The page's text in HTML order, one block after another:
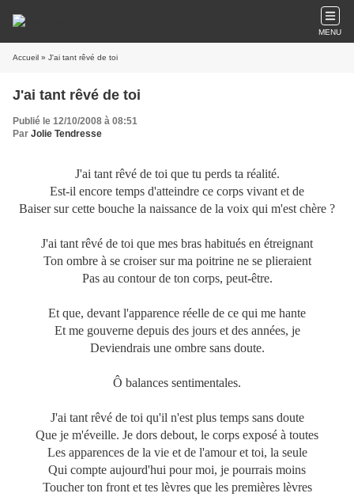
MENU
Accueil » J'ai tant rêvé de toi
J'ai tant rêvé de toi
Publié le 12/10/2008 à 08:51
Par Jolie Tendresse
J'ai tant rêvé de toi que tu perds ta réalité.
Est-il encore temps d'atteindre ce corps vivant et de
Baiser sur cette bouche la naissance de la voix qui m'est chère ?
J'ai tant rêvé de toi que mes bras habitués en étreignant
Ton ombre à se croiser sur ma poitrine ne se plieraient
Pas au contour de ton corps, peut-être.
Et que, devant l'apparence réelle de ce qui me hante
Et me gouverne depuis des jours et des années, je
Deviendrais une ombre sans doute.
Ô balances sentimentales.
J'ai tant rêvé de toi qu'il n'est plus temps sans doute
Que je m'éveille. Je dors debout, le corps exposé à toutes
Les apparences de la vie et de l'amour et toi, la seule
Qui compte aujourd'hui pour moi, je pourrais moins
Toucher ton front et tes lèvres que les premières lèvres